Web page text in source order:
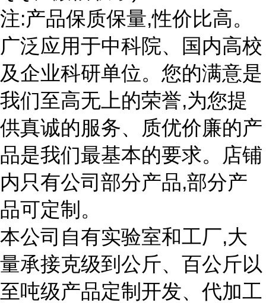
注:产品保质保量,性价比高。
广泛应用于中科院、国内高校
及企业科研单位。您的满意是
我们至高无上的荣誉,为您提
供真诚的服务、质优价廉的产
品是我们最基本的要求。店铺
内只有公司部分产品,部分产
品可定制。
本公司自有实验室和工厂,大
量承接克级到公斤、百公斤以
至吨级产品定制开发、代加工